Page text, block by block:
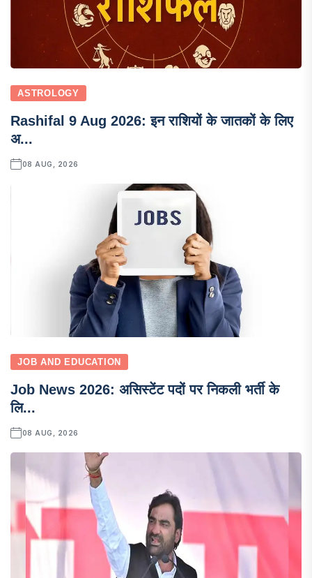
ASTROLOGY
Rashifal 9 Aug 2026: इन राशियों के जातकों के लिए
अ...
08 AUG, 2026
JOB AND EDUCATION
Job News 2026: असिस्टेंट पदों पर निकली भर्ती के
लि...
08 AUG, 2026